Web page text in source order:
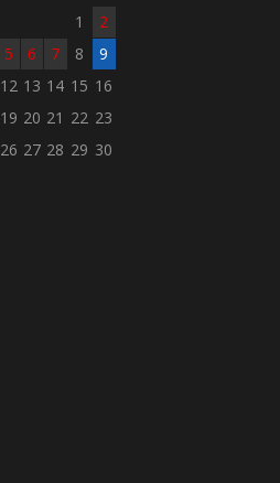
1
2
5 6 7 8
9
12 13 14 15 16
19 20 21 22 23
26 27 28 29 30